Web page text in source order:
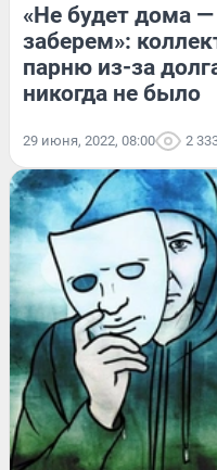
«Не будет дома
заберем»:
парню из-за
никогда не было
29 июня, 2022, 08:00 2